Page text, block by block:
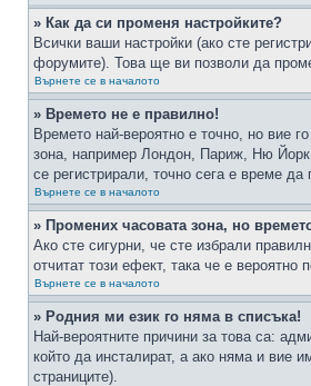
» Как да си променя настройките?
Всички ваши настройки (ако сте
форумите). Това ще ви позволи да
Върнете се в началото
» Времето не е правилно!
Времето най-вероятно е точно, но вие
зона, например Лондон, Париж, Ню Йорк,
се регистрирали, точно сега е време да
Върнете се в началото
» Промених часовата зона, но
Ако сте сигурни, че сте избрали
отчитат този ефект, така че е
Върнете се в началото
» Родния ми език го няма в списъка!
Най-вероятните причини за това са:
който да инсталират, а ако няма и вие
страниците).